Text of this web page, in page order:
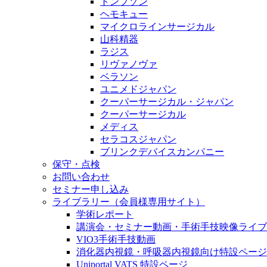
ヘモキュー
マイクロラインサージカル
山科精器
ラジス
リヴァノヴァ
ベラソン
ユニメドジャパン
クーパーサージカル・ジャパン
クーパーサージカル
メディス
セラコスジャパン
ブリンクデバイスカンパニー
保守・点検
お問い合わせ
セミナー申し込み
ライブラリー（会員様専用サイト）
学術レポート
講演会・セミナー動画・手術手技映像ライ
VIO3手術手技動画
消化器内視鏡・呼吸器内視鏡向け特設ページ
Uniportal VATS 特設ページ